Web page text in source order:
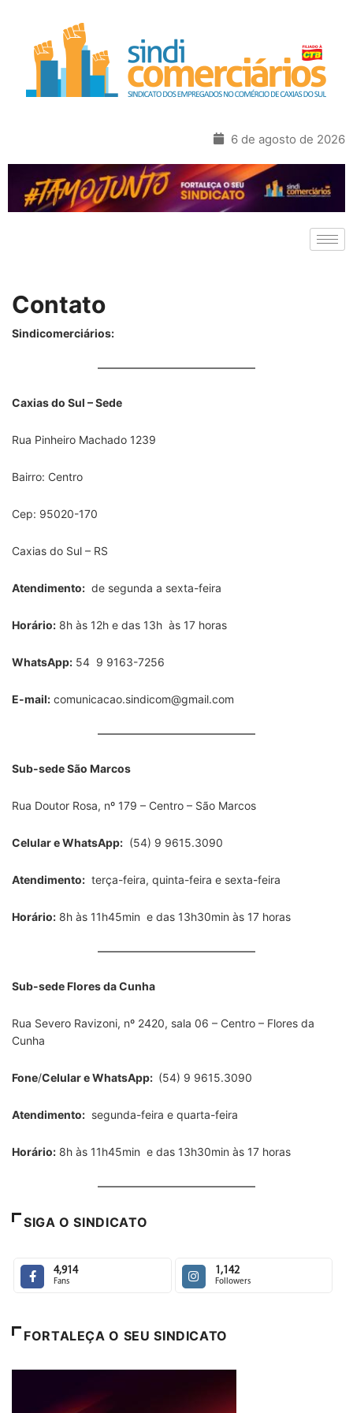
6 de agosto de 2026
Contato
Sindicomerciários:
Caxias do Sul – Sede
Rua Pinheiro Machado 1239
Bairro: Centro
Cep: 95020-170
Caxias do Sul – RS
Atendimento: de segunda a sexta-feira
Horário: 8h às 12h e das 13h às 17 horas
WhatsApp: 54 9 9163-7256
E-mail: comunicacao.sindicom@gmail.com
Sub-sede São Marcos
Rua Doutor Rosa, nº 179 – Centro – São Marcos
Celular e WhatsApp: (54) 9 9615.3090
Atendimento: terça-feira, quinta-feira e sexta-feira
Horário: 8h às 11h45min e das 13h30min às 17 horas
Sub-sede Flores da Cunha
Rua Severo Ravizoni, nº 2420, sala 06 – Centro – Flores da
Cunha
Fone/Celular e WhatsApp: (54) 9 9615.3090
Atendimento: segunda-feira e quarta-feira
Horário: 8h às 11h45min e das 13h30min às 17 horas
SIGA O SINDICATO
4,914
Fans
1,142
Followers
FORTALEÇA O SEU SINDICATO